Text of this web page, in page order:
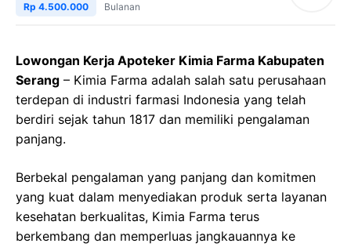
Rp 4.500.000 Bulanan
Lowongan Kerja Apoteker Kimia Farma Kabupaten
Serang – Kimia Farma adalah salah satu perusahaan
terdepan di industri farmasi Indonesia yang telah
berdiri sejak tahun 1817 dan memiliki pengalaman
panjang.
Berbekal pengalaman yang panjang dan komitmen
yang kuat dalam menyediakan produk serta layanan
kesehatan berkualitas, Kimia Farma terus
berkembang dan memperluas jangkauannya ke